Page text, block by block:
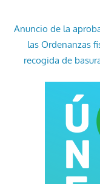
Anuncio de la
las Ordenanzas
recogida de